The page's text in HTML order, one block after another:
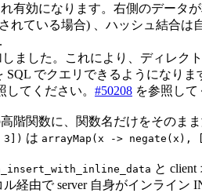
有効になります。右側のデータ
れている場合) 、ハッシュ結合は
しました。これにより、ディレク
SQL でクエリできるようになりま
してください。 #50208 を参照して
階関数に、関数名だけをそのま
3]) は arrayMap(x ->
と client
経由で server 自身がインライン